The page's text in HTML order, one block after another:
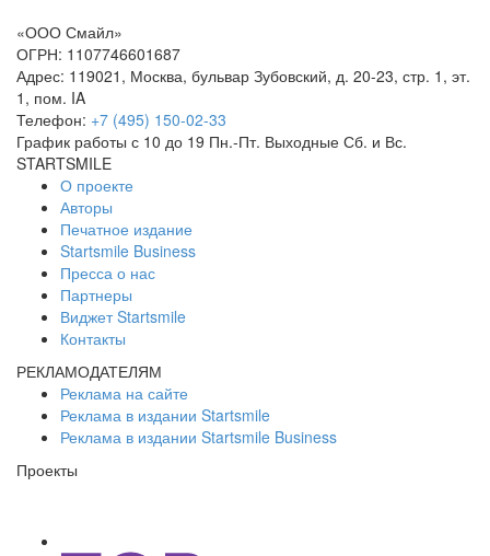
«ООО Смайл»
ОГРН: 1107746601687
Адрес: 119021, Москва, бульвар Зубовский, д. 20-23, стр. 1, эт.
1, пом. IA
Телефон: +7 (495) 150-02-33
График работы с 10 до 19 Пн.-Пт. Выходные Сб. и Вс.
STARTSMILE
О проекте
Авторы
Печатное издание
Startsmile Business
Пресса о нас
Партнеры
Виджет Startsmile
Контакты
РЕКЛАМОДАТЕЛЯМ
Реклама на сайте
Реклама в издании Startsmile
Реклама в издании Startsmile Business
Проекты